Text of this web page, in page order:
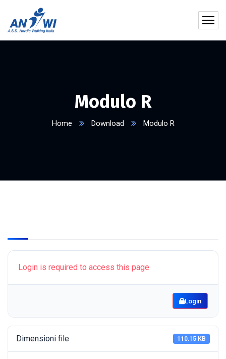
Modulo R
Home Download Modulo R
Login is required to access this page
Login
Dimensioni file 110.15 KB